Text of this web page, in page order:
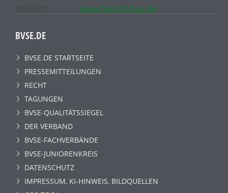
www.hierold-bau.de
BVSE.DE
BVSE.DE STARTSEITE
PRESSEMITTEILUNGEN
RECHT
TAGUNGEN
BVSE-QUALITÄTSSIEGEL
DER VERBAND
BVSE-FACHVERBÄNDE
BVSE-JUNIORENKREIS
DATENSCHUTZ
IMPRESSUM, KI-HINWEIS, BILDQUELLEN